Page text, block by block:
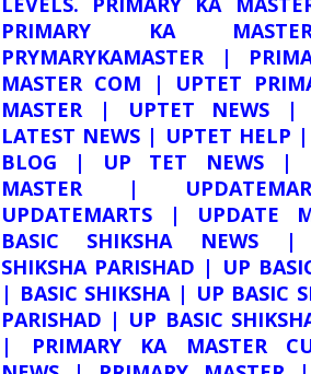
PRIMARY KA
PRYMARYKAMASTER |
MASTER COM | UPTET
MASTER | UPTET NEWS |
LATEST NEWS | UPTET HELP
BLOG | UP TET NEWS |
MASTER |
UPDATEMARTS | UPDATE
BASIC SHIKSHA NEWS |
SHIKSHA PARISHAD | UP
| BASIC SHIKSHA | UP BASIC
PARISHAD | UP BASIC
| PRIMARY KA MASTER